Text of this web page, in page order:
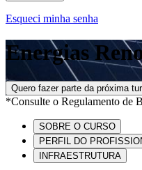
Esqueci minha senha
Energias
Quero fazer parte da próxima
*Consulte o Regulamento de
SOBRE O CURSO
PERFIL DO
INFRAESTRUTURA